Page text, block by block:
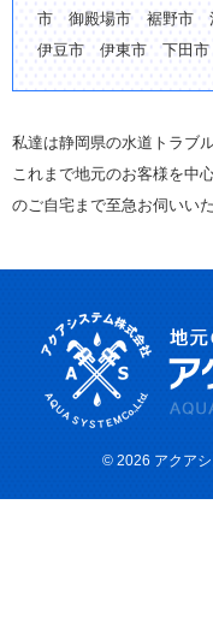
市 御殿場市 裾野市
伊豆市 伊東市 下田
私達は静岡県の水道トラブ
これまで地元のお客様を中
のご自宅まで至急お伺いい
© 2026 アクア